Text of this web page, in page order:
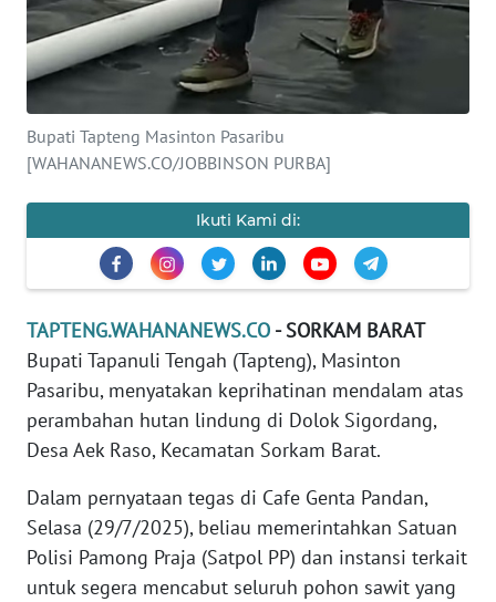
Bupati Tapteng Masinton Pasaribu
[WAHANANEWS.CO/JOBBINSON PURBA]
Ikuti Kami di:
TAPTENG.WAHANANEWS.CO - SORKAM BARAT
Bupati Tapanuli Tengah (Tapteng), Masinton
Pasaribu, menyatakan keprihatinan mendalam atas
perambahan hutan lindung di Dolok Sigordang,
Desa Aek Raso, Kecamatan Sorkam Barat.
Dalam pernyataan tegas di Cafe Genta Pandan,
Selasa (29/7/2025), beliau memerintahkan Satuan
Polisi Pamong Praja (Satpol PP) dan instansi terkait
untuk segera mencabut seluruh pohon sawit yang
PEDOMAN
MEDIA
SIBER
DISCLAIMER
Wahana
News
Regional
WN
SUMUT
JAKARTA
WN
JABAR